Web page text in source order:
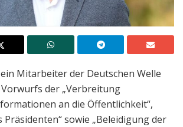
Mitarbeiter der Deutschen Welle
Vorwurfs der „Verbreitung
an die Öffentlichkeit“,
Präsidenten“ sowie „Beleidigung der